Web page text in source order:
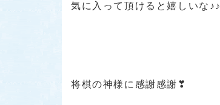
気に入って頂けると嬉しいな♪♪
将棋の神様に感謝感謝❣